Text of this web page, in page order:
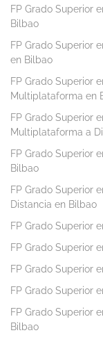
FP Grado Superior
Bilbao
FP Grado Superior
en Bilbao
FP Grado Superior
Multiplataforma en
FP Grado Superior
Multiplataforma a
FP Grado Superior
Bilbao
FP Grado Superior
Distancia en Bilbao
FP Grado Superior
FP Grado Superior
FP Grado Superior
FP Grado Superior
FP Grado Superior
Bilbao